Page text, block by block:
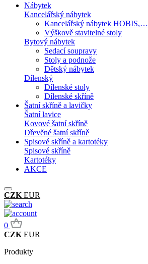
Nábytek
Kancelářský nábytek
Kancelářský nábytek HOBIS,…
Výškově stavitelné stoly
Bytový nábytek
Sedací soupravy
Stoly a podnože
Dětský nábytek
Dílenský
Dílenské stoly
Dílenské skříně
Šatní skříně a lavičky
Šatní lavice
Kovové šatní skříně
Dřevěné šatní skříně
Spisové skříně a kartotéky
Spisové skříně
Kartotéky
AKCE
CZK EUR
0
CZK EUR
Produkty